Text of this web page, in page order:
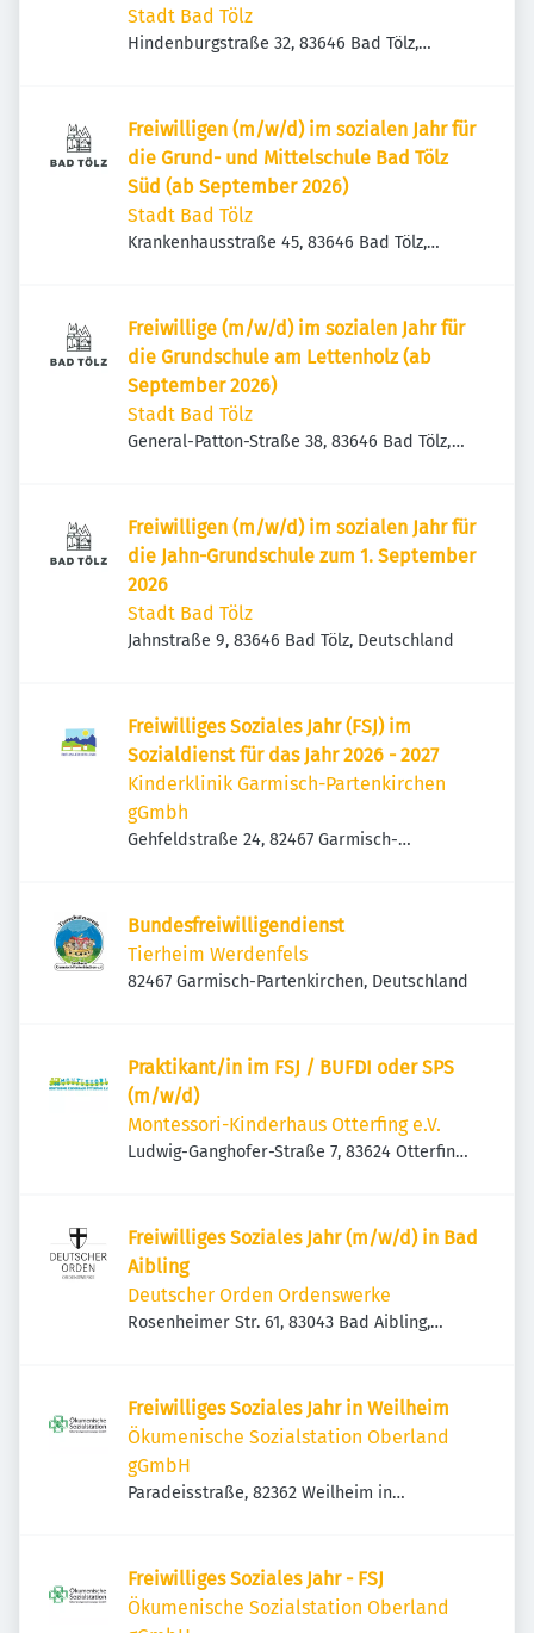
Stadt Bad Tölz
Hindenburgstraße 32, 83646 Bad Tölz,
Freiwilligen (m/w/d) im sozialen Jahr für
die Grund- und Mittelschule Bad Tölz
Süd (ab September 2026)
Stadt Bad Tölz
Krankenhausstraße 45, 83646 Bad Tölz,
Freiwillige (m/w/d) im sozialen Jahr für
die Grundschule am Lettenholz (ab
September 2026)
Stadt Bad Tölz
General-Patton-Straße 38, 83646 Bad Tölz,
Freiwilligen (m/w/d) im sozialen Jahr für
die Jahn-Grundschule zum 1. September
2026
Stadt Bad Tölz
Jahnstraße 9, 83646 Bad Tölz, Deutschland
Freiwilliges Soziales Jahr (FSJ) im
Sozialdienst für das Jahr 2026 - 2027
Kinderklinik Garmisch-Partenkirchen
gGmbh
Gehfeldstraße 24, 82467 Garmisch-
Bundesfreiwilligendienst
Tierheim Werdenfels
82467 Garmisch-Partenkirchen, Deutschland
Praktikant/in im FSJ / BUFDI oder SPS
(m/w/d)
Montessori-Kinderhaus Otterfing e.V.
Ludwig-Ganghofer-Straße 7, 83624 Otterfing,
Freiwilliges Soziales Jahr (m/w/d) in Bad
Aibling
Deutscher Orden Ordenswerke
Rosenheimer Str. 61, 83043 Bad Aibling,
Freiwilliges Soziales Jahr in Weilheim
Ökumenische Sozialstation Oberland
gGmbH
Paradeisstraße, 82362 Weilheim in
Freiwilliges Soziales Jahr - FSJ
Ökumenische Sozialstation Oberland